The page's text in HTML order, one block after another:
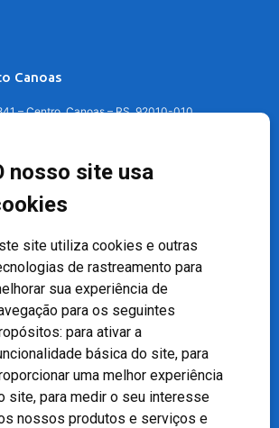
nosso site usa
site utiliza cookies e outras
de rastreamento para
sua experiência de
para os seguintes
para ativar a
básica do site, para
uma melhor experiência
site, para medir o seu interesse
nossos produtos e serviços e
Canoas
– Centro, Canoas – RS, 92010-010
- Teresópolis
250 - 3º andar - Teresópolis, Porto Alegre -
– 5º andar – Floresta, Porto Alegre – RS,